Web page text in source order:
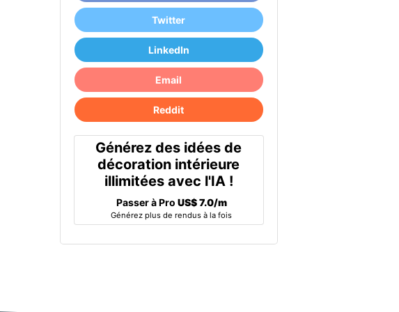
Twitter
LinkedIn
Email
Reddit
Générez des idées de
décoration intérieure
illimitées avec l'IA !
Passer à Pro US$ 7.0/m
Générez plus de rendus à la fois